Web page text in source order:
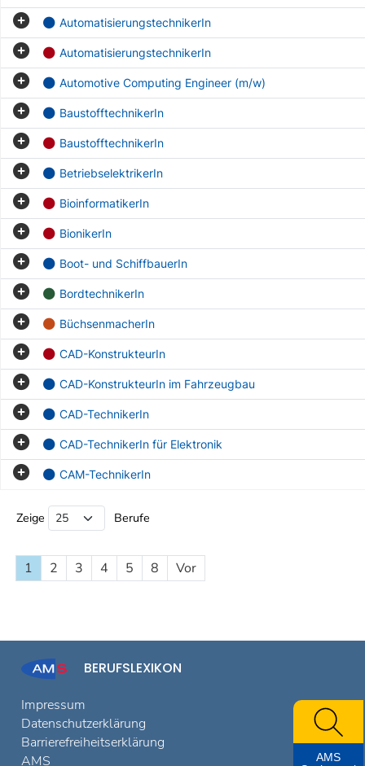
AutomatisierungstechnikerIn
AutomatisierungstechnikerIn
Automotive Computing Engineer (m/w)
BaustofftechnikerIn
BaustofftechnikerIn
BetriebselektrikerIn
BioinformatikerIn
BionikerIn
Boot- und SchiffbauerIn
BordtechnikerIn
BüchsenmacherIn
CAD-KonstrukteurIn
CAD-KonstrukteurIn im Fahrzeugbau
CAD-TechnikerIn
CAD-TechnikerIn für Elektronik
CAM-TechnikerIn
Zeige Berufe
1 2 3 4 5 8 Vor
BERUFSLEXIKON
Impressum
Datenschutzerklärung
Barrierefreiheitserklärung
AMS
AMS